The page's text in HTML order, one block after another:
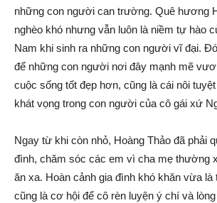
những con người can trường. Quê hương
nghèo khó nhưng vẫn luôn là niềm tự hào
Nam khi sinh ra những con người vĩ đại.
để những con người nơi đây mạnh mẽ
cuộc sống tốt đẹp hơn, cũng là cái nôi
khát vọng trong con người của cô gái xứ
Ngay từ khi còn nhỏ, Hoàng Thảo đã phải
đình, chăm sóc các em vì cha mẹ thường
ăn xa. Hoàn cảnh gia đình khó khăn vừa
cũng là cơ hội để cô rèn luyện ý chí và